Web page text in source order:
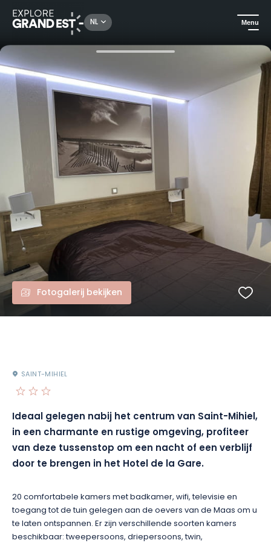
NL Menu
Kijk je ogen uit in de Grand Est Overnachting in Saint-Mihiel
Fotogalerij bekijken
SAINT-MIHIEL
Ideaal gelegen nabij het centrum van Saint-Mihiel,
in een charmante en rustige omgeving, profiteer
van deze tussenstop om een nacht of een verblijf
door te brengen in het Hotel de la Gare.
20 comfortabele kamers met badkamer, wifi, televisie en
toegang tot de tuin gelegen aan de oevers van de Maas om u
te laten ontspannen. Er zijn verschillende soorten kamers
beschikbaar: tweepersoons, driepersoons, twin,